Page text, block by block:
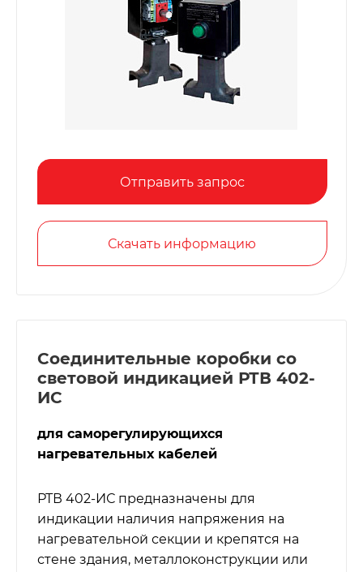
Отправить запрос
Скачать информацию
Соединительные коробки со
световой индикацией РТВ 402-
ИС
для саморегулирующихся
нагревательных кабелей
РТВ 402-ИС предназначены для
индикации наличия напряжения на
нагревательной секции и крепятся на
стене здания, металлоконструкции или